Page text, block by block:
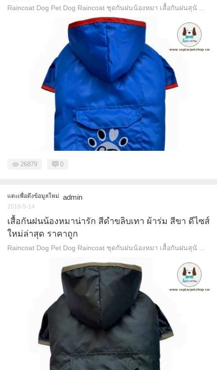
Raincoat Dog Pet Dog Raincoat ชุดกันฝนน้องหมา เสื้อกันฝนสุนั ...
26879 0
แตะเพื่อดึงข้อมูลใหม่ admin
2016-5-14
เสื้อกันฝนน้องหมาน่ารัก สีดำขลิบเทา ผ้าร่ม สีขา ดีไซส์
ใหม่ล่าสุด ราคาถูก
Raincoat Dog Pet Dog Raincoat ชุดกันฝนน้องหมา เสื้อกันฝนสุนั ...